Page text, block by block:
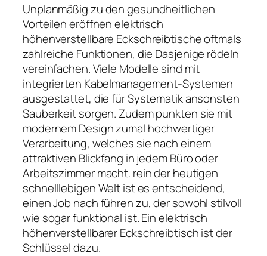
Unplanmäßig zu den gesundheitlichen
Vorteilen eröffnen elektrisch
höhenverstellbare Eckschreibtische oftmals
zahlreiche Funktionen, die Dasjenige rödeln
vereinfachen. Viele Modelle sind mit
integrierten Kabelmanagement-Systemen
ausgestattet, die für Systematik ansonsten
Sauberkeit sorgen. Zudem punkten sie mit
modernem Design zumal hochwertiger
Verarbeitung, welches sie nach einem
attraktiven Blickfang in jedem Büro oder
Arbeitszimmer macht. rein der heutigen
schnelllebigen Welt ist es entscheidend,
einen Job nach führen zu, der sowohl stilvoll
wie sogar funktional ist. Ein elektrisch
höhenverstellbarer Eckschreibtisch ist der
Schlüssel dazu.